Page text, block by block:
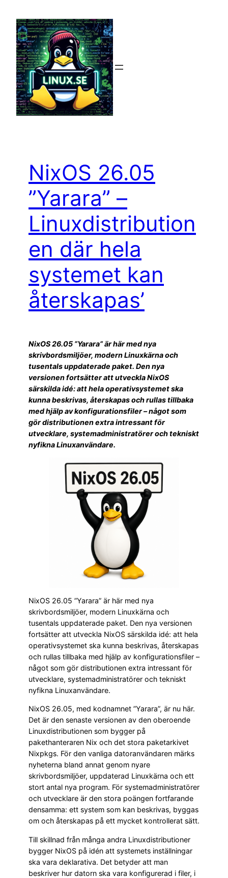
innehåll
NixOS 26.05
”Yarara” –
Linuxdistribution
en där hela
systemet kan
återskapas’
NixOS 26.05 ”Yarara” är här med nya
skrivbordsmiljöer, modern Linuxkärna och
tusentals uppdaterade paket. Den nya
versionen fortsätter att utveckla NixOS
särskilda idé: att hela operativsystemet ska
kunna beskrivas, återskapas och rullas tillbaka
med hjälp av konfigurationsfiler – något som
gör distributionen extra intressant för
utvecklare, systemadministratörer och tekniskt
nyfikna Linuxanvändare.
NixOS 26.05 ”Yarara” är här med nya
skrivbordsmiljöer, modern Linuxkärna och
tusentals uppdaterade paket. Den nya versionen
fortsätter att utveckla NixOS särskilda idé: att hela
operativsystemet ska kunna beskrivas, återskapas
och rullas tillbaka med hjälp av konfigurationsfiler –
något som gör distributionen extra intressant för
utvecklare, systemadministratörer och tekniskt
nyfikna Linuxanvändare.
NixOS 26.05, med kodnamnet ”Yarara”, är nu här.
Det är den senaste versionen av den oberoende
Linuxdistributionen som bygger på
pakethanteraren Nix och det stora paketarkivet
Nixpkgs. För den vanliga datoranvändaren märks
nyheterna bland annat genom nyare
skrivbordsmiljöer, uppdaterad Linuxkärna och ett
stort antal nya program. För systemadministratörer
och utvecklare är den stora poängen fortfarande
densamma: ett system som kan beskrivas, byggas
om och återskapas på ett mycket kontrollerat sätt.
Till skillnad från många andra Linuxdistributioner
bygger NixOS på idén att systemets inställningar
ska vara deklarativa. Det betyder att man
beskriver hur datorn ska vara konfigurerad i filer, i